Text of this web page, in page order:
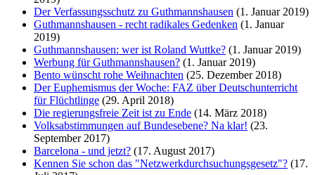
Der Verfassungsschutz zu Guthmannshausen (1. Januar 2019)
Guthmannshausen - recht radikales Gedenken (1. Januar
2019)
Guthmannshausen: wer ist Roland Wuttke? (1. Januar 2019)
Werbung für Guthmannshausen? (1. Januar 2019)
Bento wünscht rohe Weihnachten (25. Dezember 2018)
Der Euphemismus der Woche: FAZ über Deutschunterricht
für Flüchtlinge (29. April 2018)
Die regierungsfreie Zeit ist zu Ende (14. März 2018)
Volksabstimmungen auf Bundesebene? Na klar! (23.
September 2017)
Barcelona - und jetzt? (17. August 2017)
Kennen Sie schon das "Netzwerkdurchsuchungsgesetz"? (17.